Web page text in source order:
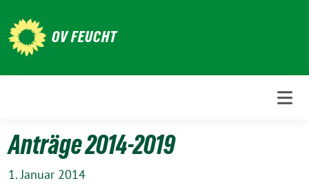
zum
Inhalt
OV FEUCHT
Anträge 2014-2019
1. Januar 2014